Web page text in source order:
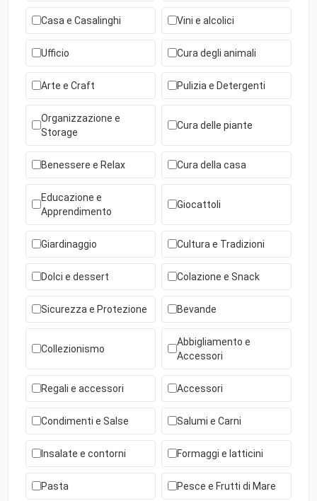
Casa e Casalinghi Vini e alcolici
Ufficio Cura degli animali
Arte e Craft Pulizia e Detergenti
Organizzazione e
Storage
Cura delle piante
Benessere e Relax Cura della casa
Educazione e
Apprendimento
Giocattoli
Giardinaggio Cultura e Tradizioni
Dolci e dessert Colazione e Snack
Sicurezza e Protezione Bevande
Collezionismo
Abbigliamento e
Accessori
Regali e accessori Accessori
Condimenti e Salse Salumi e Carni
Insalate e contorni Formaggi e latticini
Pasta Pesce e Frutti di Mare